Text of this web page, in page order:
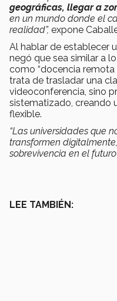
geográficas, llegar a
en un mundo donde el
realidad”, expone
Al hablar de establecer
negó que sea similar a
como “docencia remota
trata de trasladar una
videoconferencia, sino
sistematizado, creando
flexible.
“Las universidades que
transformen
sobrevivencia en el
LEE TAMBIÉN: